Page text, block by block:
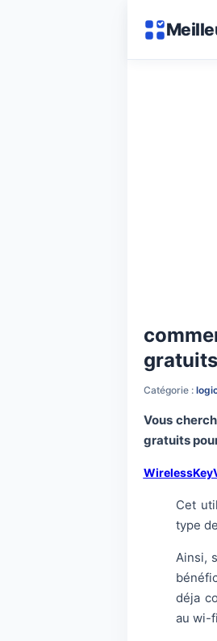
gratuits
Catégorie :
Vous
gratuits
Cet
type
Ainsi,
déja
au wi-